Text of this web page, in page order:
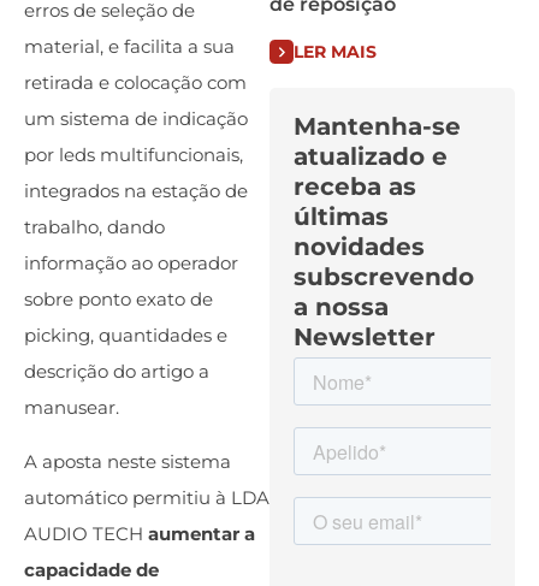
erros de seleção de
material, e facilita a sua
retirada e colocação com
um sistema de indicação
por leds multifuncionais,
integrados na estação de
trabalho, dando
informação ao operador
sobre ponto exato de
picking, quantidades e
descrição do artigo a
manusear.
A aposta neste sistema
automático permitiu à LDA
AUDIO TECH aumentar a
capacidade de
LER MAIS
Mantenha-se
atualizado e
receba as
últimas
novidades
subscrevendo
a nossa
Newsletter